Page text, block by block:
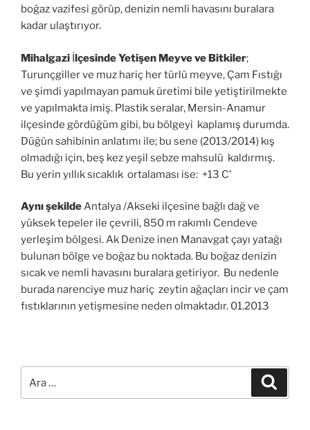
boğaz vazifesi görüp, denizin nemli havasını buralara
kadar ulaştırıyor.
Mihalgazi İlçesinde Yetişen Meyve ve Bitkiler;
Turunçgiller ve muz hariç her türlü meyve, Çam Fıstığı
ve şimdi yapılmayan pamuk üretimi bile yetiştirilmekte
ve yapılmakta imiş. Plastik seralar, Mersin-Anamur
ilçesinde gördüğüm gibi, bu bölgeyi kaplamış durumda.
Düğün sahibinin anlatımı ile; bu sene (2013/2014) kış
olmadığı için, beş kez yeşil sebze mahsulü kaldırmış.
Bu yerin yıllık sıcaklık ortalaması ise: +13 C’
Aynı şekildeAntalya /Akseki ilçesine bağlı dağ ve
yüksek tepeler ile çevrili, 850 m rakımlı Cendeve
yerleşim bölgesi. Ak Denize inen Manavgat çayı yatağı
bulunan bölge ve boğaz bu noktada. Bu boğaz denizin
sıcak ve nemli havasını buralara getiriyor. Bu nedenle
burada narenciye muz hariç zeytin ağaçları incir ve çam
fıstıklarının yetişmesine neden olmaktadır. 01.2013